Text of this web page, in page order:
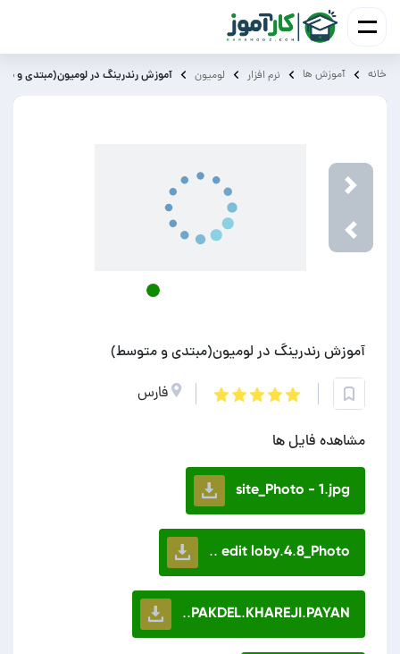
خانه آموزش ‌ها نرم افزار لومیون آموزش رندرینگ در لومیون(مبتدی و
Next
آموزش رندرینگ در لومیون(مبتدی و متوسط)
فارس
مشاهده فایل ها
site_Photo - 1.jpg
edit loby.4.8_Photo ..
PAKDEL.KHAREJI.PAYAN..